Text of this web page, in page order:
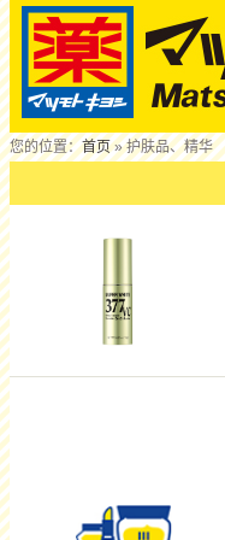
您的位置：首页» 护肤品、精华